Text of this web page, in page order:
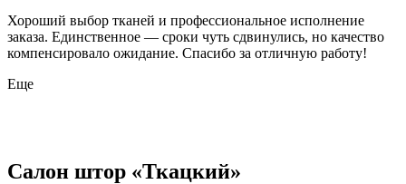
Хороший выбор тканей и профессиональное исполнение
заказа. Единственное — сроки чуть сдвинулись, но качество
компенсировало ожидание. Спасибо за отличную работу!
Еще
Салон штор «Ткацкий»